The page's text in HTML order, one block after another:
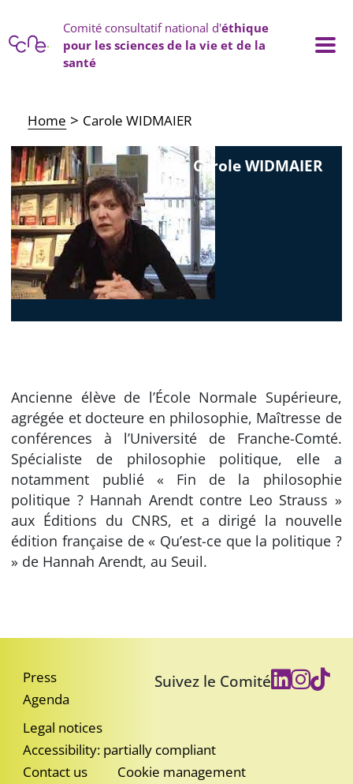
Comité consultatif national d'éthique
pour les sciences de la vie et de la
santé
Home Carole WIDMAIER
Carole WIDMAIER
Ancienne élève de l’École Normale Supérieure,
agrégée et docteure en philosophie, Maîtresse de
conférences à l’Université de Franche-Comté.
Spécialiste de philosophie politique, elle a
notamment publié « Fin de la philosophie
politique ? Hannah Arendt contre Leo Strauss »
aux Éditions du CNRS, et a dirigé la nouvelle
édition française de « Qu’est-ce que la politique ?
» de Hannah Arendt, au Seuil.
Press
Agenda
Suivez le Comité
Legal notices
Accessibility: partially compliant
Contact us
Cookie management